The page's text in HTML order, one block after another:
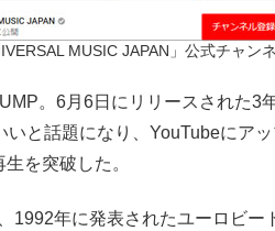
MUSIC JAPAN」公式チャン
。6月6日にリリースされた3
いと話題になり、YouTubeにア
を突破した。
1992年に発表されたユーロビー